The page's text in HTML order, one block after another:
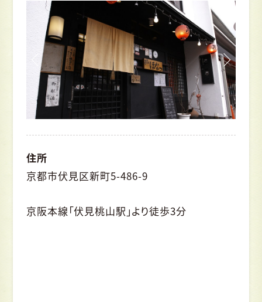
住所
京都市伏見区新町5-486-9
京阪本線「伏見桃山駅」より徒歩3分